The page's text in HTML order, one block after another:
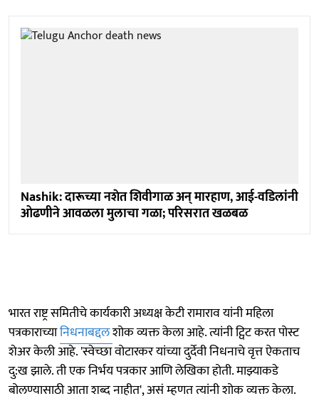
Nashik: दारूच्या नशेत शिवीगाळ अन् मारहाण, आई-वडिलांनी
ओढणीने आवळला मुलाचा गळा; परिसरात खळबळ
भारत राष्ट्र समितीचे कार्यकारी अध्यक्ष केटी रामाराव यांनी महिला
पत्रकाराच्यानिधनाबद्दलशोक व्यक्त केला आहे. त्यांनी ट्विट करत पोस्ट
शेअर केली आहे. 'स्वेच्छा वोटारकर यांच्या दुर्देवी निधनाचे वृत्त ऐकताच
दु:ख झाले. ती एक निर्भय पत्रकार आणि लेखिका होती. माझ्याकडे
बोलण्यासाठी आता शब्द नाहीत', असं म्हणत त्यांनी शोक व्यक्त केला.